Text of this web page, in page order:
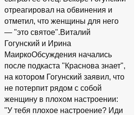
отреагировал на обвинения и
отметил, что женщины для него
— "это святое".Виталий
Гогунский и Ирина
МаиркоОбсуждения начались
после подкаста "Краснова знает",
на котором Гогунский заявил, что
не потерпит рядом с собой
женщину в плохом настроении:
"У тебя плохое настроение? Иди